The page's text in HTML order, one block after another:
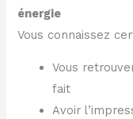
énergie
Vous connaissez
Vous
fait
Avoir